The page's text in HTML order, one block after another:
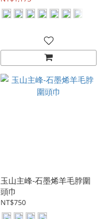
玉山主峰-石墨烯羊毛脖圍
頭巾
NT$750